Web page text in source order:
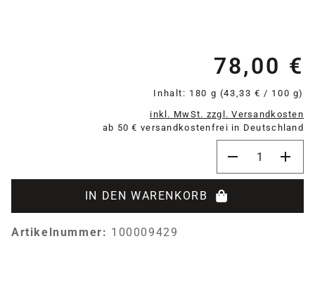
78,00 €
Inhalt: 180 g (43,33 € / 100 g)
inkl. MwSt. zzgl. Versandkosten
ab 50 € versandkostenfrei in Deutschland
IN DEN WARENKORB
Artikelnummer: 100009429